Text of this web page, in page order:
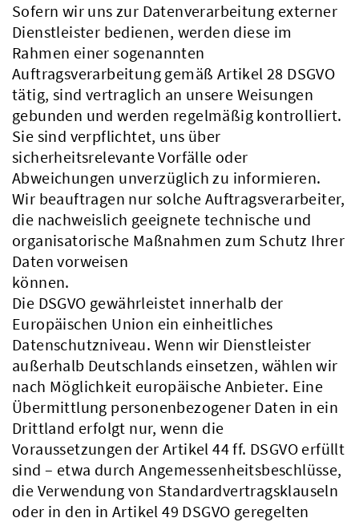
Sofern wir uns zur Datenverarbeitung externer
Dienstleister bedienen, werden diese im
Rahmen einer sogenannten
Auftragsverarbeitung gemäß Artikel 28 DSGVO
tätig, sind vertraglich an unsere Weisungen
gebunden und werden regelmäßig kontrolliert.
Sie sind verpflichtet, uns über
sicherheitsrelevante Vorfälle oder
Abweichungen unverzüglich zu informieren.
Wir beauftragen nur solche Auftragsverarbeiter,
die nachweislich geeignete technische und
organisatorische Maßnahmen zum Schutz Ihrer
Daten vorweisen
können.
Die DSGVO gewährleistet innerhalb der
Europäischen Union ein einheitliches
Datenschutzniveau. Wenn wir Dienstleister
außerhalb Deutschlands einsetzen, wählen wir
nach Möglichkeit europäische Anbieter. Eine
Übermittlung personenbezogener Daten in ein
Drittland erfolgt nur, wenn die
Voraussetzungen der Artikel 44 ff. DSGVO erfüllt
sind – etwa durch Angemessenheitsbeschlüsse,
die Verwendung von Standardvertragsklauseln
oder in den in Artikel 49 DSGVO geregelten